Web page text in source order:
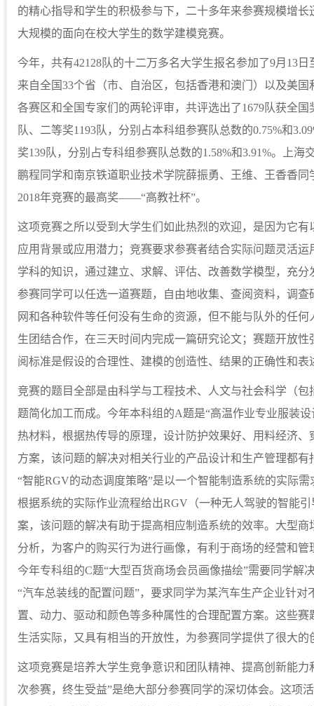
的精心指导和学生的积极参与下，二十多年来参赛规模增
大规模的面向在校大学生的数学建模竞赛。
今年，共有42128队的十二万多名大学生报名参加了9月13
来自全国33个省（市、自治区，包括香港和澳门）以及美国
各赛区和全国专家们的两轮评审，共评选出了1679队获全国
队、二等奖1193队，分别占本科组参赛队总数的0.75%和
奖139队，分别占专科组参赛队总数的1.58%和3.91%。上海
鹏程同学和南京铁道职业技术学院薛振勇、王维、王香香
2018年竞赛的最高奖——“高教社杯”。
这项竞赛之所以受到大学生们如此热烈的欢迎，是因为它
应用背景或应用潜力；竞赛要求参赛者结合实际问题灵活
学科的知识，通过建立、求解、评估、改善数学模型，充
参赛同学可以任选一道赛题，自由地收集、查阅资料，调
网和各种软件等任何没有生命的资源，但不能与队外的任
生团结合作，在三天时间内完成一篇研究论文；赛题开放
阅标准是假设的合理性、建模的创造性、结果的正确性和表
竞赛的题目全部是由科学与工程技术、人文与社会科学（
题简化加工而成。今年本科组的A题是“高温作业专业服装
热材料，根据热传导的原理，设计防护效果好、用料经济
方案，该问题的解决对相关行业的产品设计和生产管理都
“智能RGV的动态调度策略”是以一个智能制造系统的实际
根据系统的实际作业流程给出RGV（一种无人驾驶的智能
案，该问题的解决有助于提高相应制造系统的效率。大型
分析，为客户的购买行为进行画像，有利于商场的经营和
今年专科组的C题“大型百货商场会员画像描绘”需要同学解
“汽车总装线的配置问题”，要求同学为某汽车生产企业针对
置、动力、驱动和颜色等多种属性的合理配置方案。这些
生活实际，又具有相当的开放性，为参赛同学提供了很大的
这项竞赛是培养大学生竞争意识和团队精神、提高创新能力
次参赛，终生受益”是绝大部分参赛同学的深切体会。这项